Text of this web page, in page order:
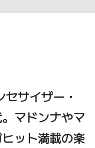
サイザー・
マドンナやマ
ット満載の楽